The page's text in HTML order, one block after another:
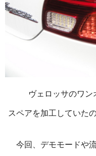
ヴェロッサのワン
スペアを加工していた
今回、デモモードや